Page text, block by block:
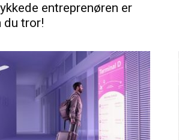
entreprenøren er
du tror!